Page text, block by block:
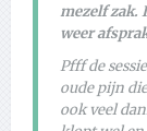
mezelf zak.
weer
Pfff de
oude pijn
ook veel